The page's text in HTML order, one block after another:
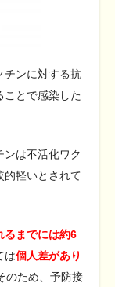
チンに対する抗
ことで感染した
ンは不活化ワク
的軽いとされて
るまでには約6
は個人差があり
のため、予防接